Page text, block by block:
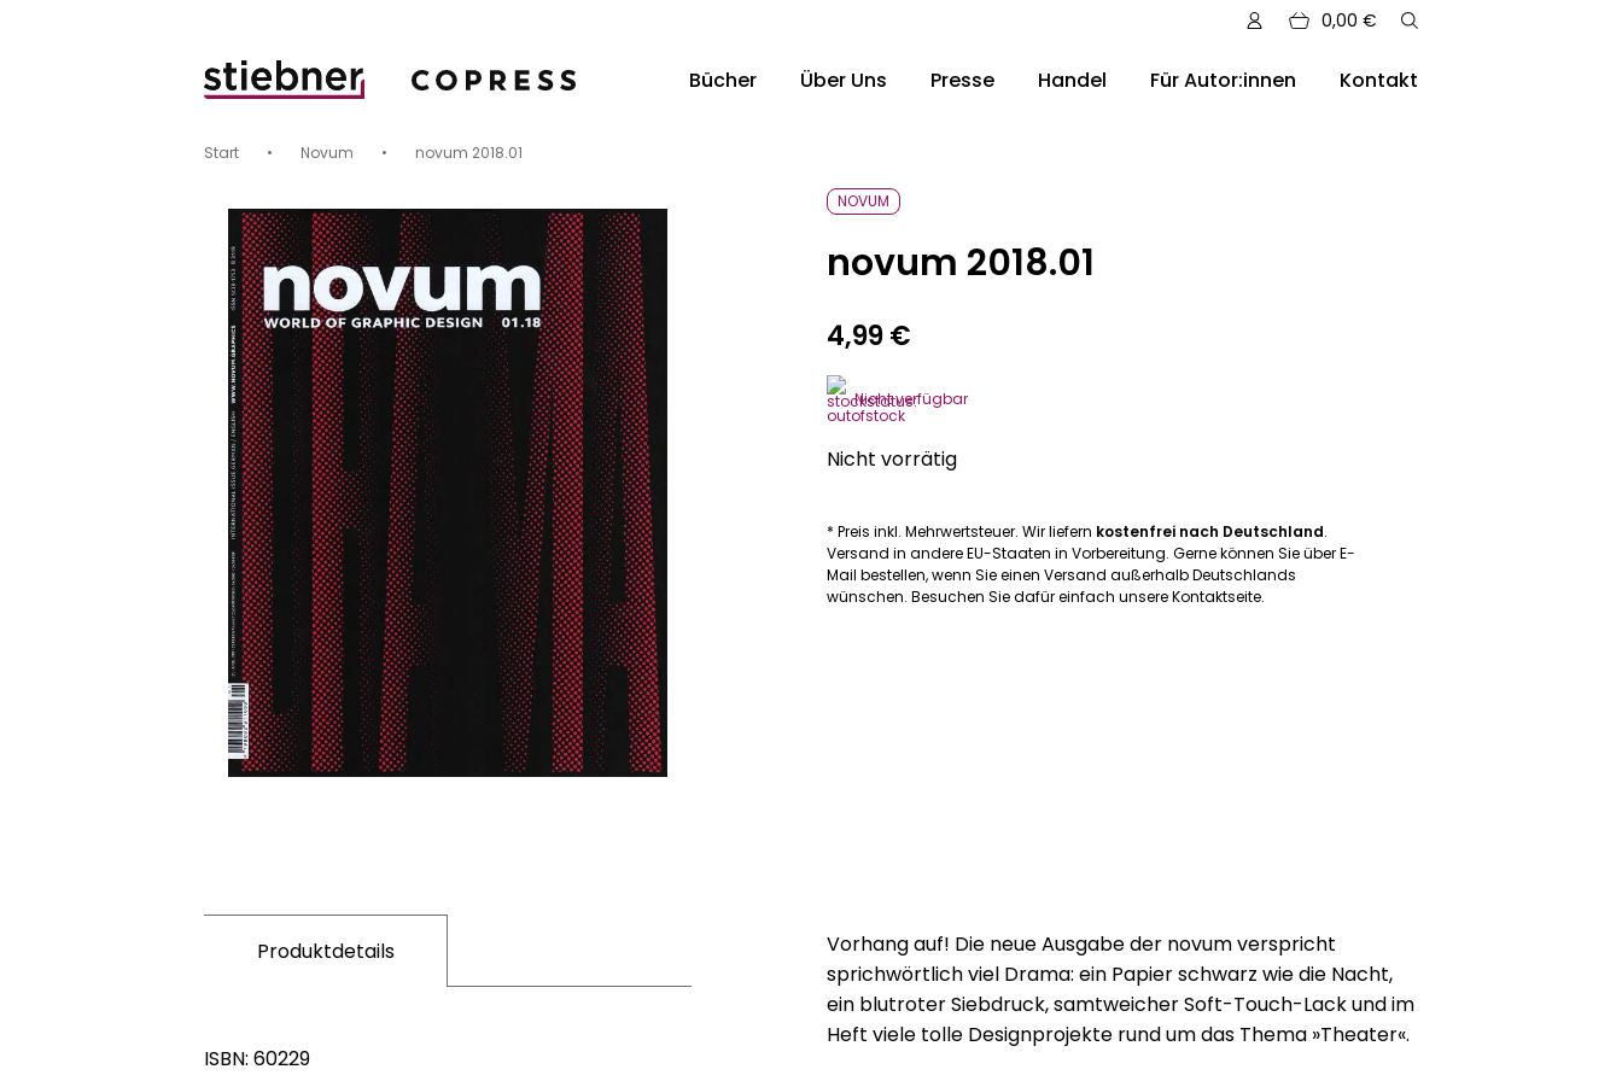
0,00 €
Bücher Über Uns Presse Handel Für Autor:innen Kontakt
Start • Novum • novum 2018.01
NOVUM
novum 2018.01
4,99€
Nicht verfügbar
Nicht vorrätig
* Preis inkl. Mehrwertsteuer. Wir liefern kostenfrei nach Deutschland.
Versand in andere EU-Staaten in Vorbereitung. Gerne können Sie über E-
Mail bestellen, wenn Sie einen Versand außerhalb Deutschlands
wünschen. Besuchen Sie dafür einfach unsere Kontaktseite.
Produktdetails
ISBN: 60229
Vorhang auf! Die neue Ausgabe der novum verspricht
sprichwörtlich viel Drama: ein Papier schwarz wie die Nacht,
ein blutroter Siebdruck, samtweicher Soft-Touch-Lack und im
Heft viele tolle Designprojekte rund um das Thema »Theater«.